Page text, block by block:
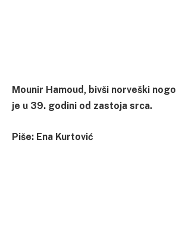
Mounir Hamoud, bivši norveški
je u 39. godini od zastoja srca.
Piše: Ena Kurtović